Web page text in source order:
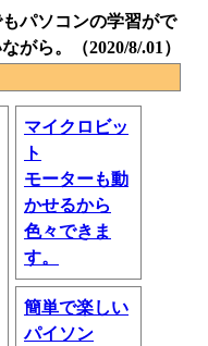
パソコンの学習がで
がら。（2020/8/.01）
マイクロビッ
ト
モーターも動
かせるから
色々できま
す。
簡単で楽しい
パイソン